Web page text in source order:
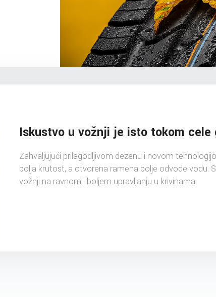
Iskustvo u vožnji je isto tokom cele
Zahvaljujući prilagodljivom dezenu i novom
bolja krutost, a otvorena ramena bolje odvode vodu.
vožnji na ravnom i boljem upravljanju u krivinama.